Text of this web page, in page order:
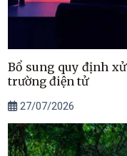
Bổ sung quy định
trường điện tử
27/07/2026